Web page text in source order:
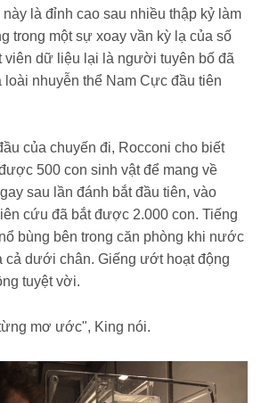
là đỉnh cao sau nhiều thập kỷ làm
trong một sự xoay vần kỳ lạ của số
viên dữ liệu lại là người tuyên bố đã
nhuyễn thể Nam Cực đầu tiên
của chuyến đi, Rocconi cho biết
500 con sinh vật để mang về
sau lần đánh bắt đầu tiên, vào
cứu đã bắt được 2.000 con. Tiếng
bùng bên trong căn phòng khi nước
cả dưới chân. Giếng ướt hoạt động
tuyệt vời.
mơ ước", King nói.